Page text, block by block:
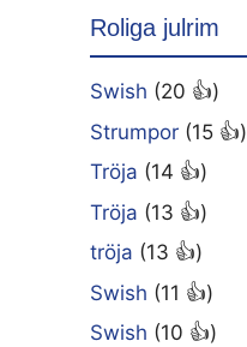
Roliga julrim
Swish (20 👍)
Strumpor (15 👍)
Tröja (14 👍)
Tröja (13 👍)
tröja (13 👍)
Swish (11 👍)
Swish (10 👍)